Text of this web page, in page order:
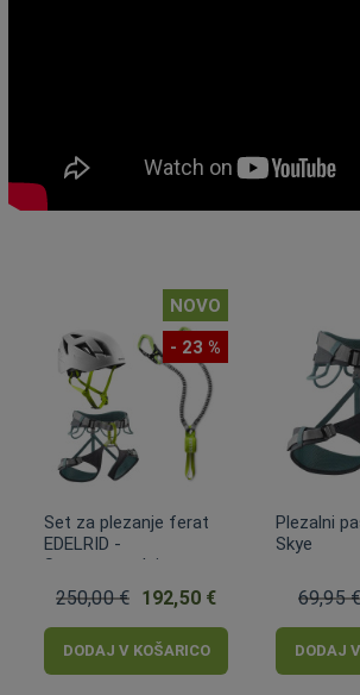
NOVO
- 23 %
Set za plezanje ferat
EDELRID -
Samovarovalni set za
ferate!
192,50 €
250,00 €
DODAJ V KOŠARICO
Plezalni
Skye
69,95 €
DODAJ